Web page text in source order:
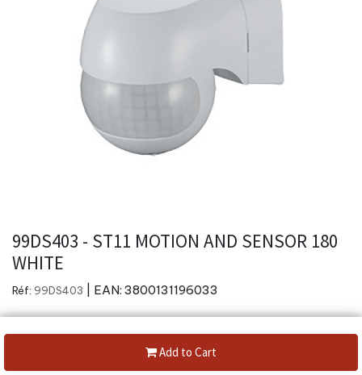
Add to Cart
99DS403 - ST11 MOTION AND SENSOR 180
WHITE
Réf: 99DS403 | EAN: 3800131196033